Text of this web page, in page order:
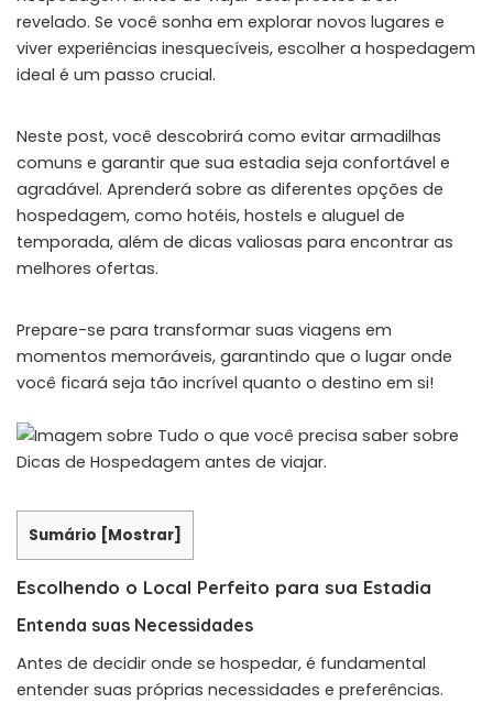
revelado. Se você sonha em explorar novos lugares e
viver experiências inesquecíveis, escolher a hospedagem
ideal é um passo crucial.
Neste post, você descobrirá como evitar armadilhas
comuns e garantir que sua estadia seja confortável e
agradável. Aprenderá sobre as diferentes opções de
hospedagem, como hotéis, hostels e aluguel de
temporada, além de dicas valiosas para encontrar as
melhores ofertas.
Prepare-se para transformar suas viagens em
momentos memoráveis, garantindo que o lugar onde
você ficará seja tão incrível quanto o destino em si!
Sumário [Mostrar]
Escolhendo o Local Perfeito para sua Estadia
Entenda suas Necessidades
Antes de decidir onde se hospedar, é fundamental
entender suas próprias necessidades e preferências.